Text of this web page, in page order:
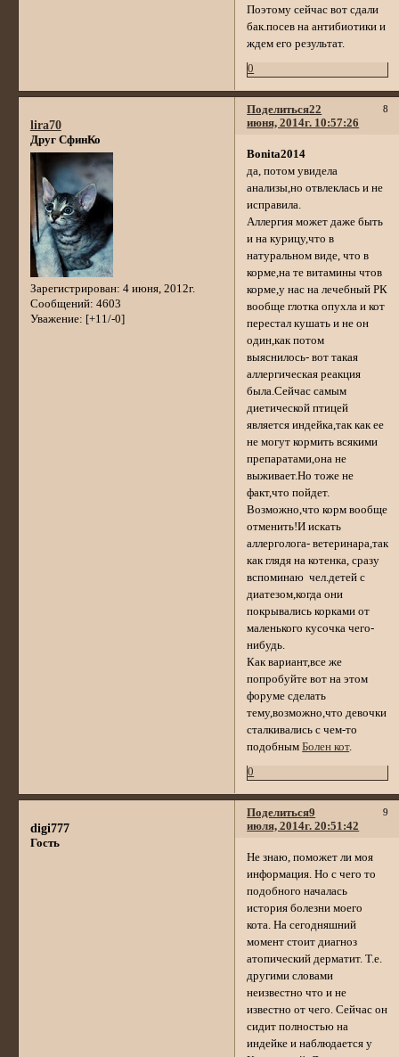
Поэтому сейчас вот сдали
бак.посев на антибиотики и
ждем его результат.
0
Поделиться 8
22
июня, 2014г. 10:57:26
lira70
Друг СфинКо
Зарегистрирован: 4 июня, 2012г.
Сообщений: 4603
Уважение: [+11/-0]
Bonita2014
да, потом увидела
анализы,но отвлеклась и не
исправила.
Аллергия может даже быть
и на курицу,что в
натуральном виде, что в
корме,на те витамины чтов
корме,у нас на лечебный РК
вообще глотка опухла и кот
перестал кушать и не он
один,как потом
выяснилось- вот такая
аллергическая реакция
была.Сейчас самым
диетической птицей
является индейка,так как ее
не могут кормить всякими
препаратами,она не
выживает.Но тоже не
факт,что пойдет.
Возможно,что корм вообще
отменить!И искать
аллерголога- ветеринара,так
как глядя на котенка, сразу
вспоминаю чел.детей с
диатезом,когда они
покрывались корками от
маленького кусочка чего-
нибудь.
Как вариант,все же
попробуйте вот на этом
форуме сделать
тему,возможно,что девочки
сталкивались с чем-то
подобнымБолен кот.
0
Поделиться 9
9
июля, 2014г. 20:51:42
digi777
Гость
Не знаю, поможет ли моя
информация. Но с чего то
подобного началась
история болезни моего
кота. На сегодняшний
момент стоит диагноз
атопический дерматит. Т.е.
другими словами
неизвестно что и не
известно от чего. Сейчас он
сидит полностью на
индейке и наблюдается у